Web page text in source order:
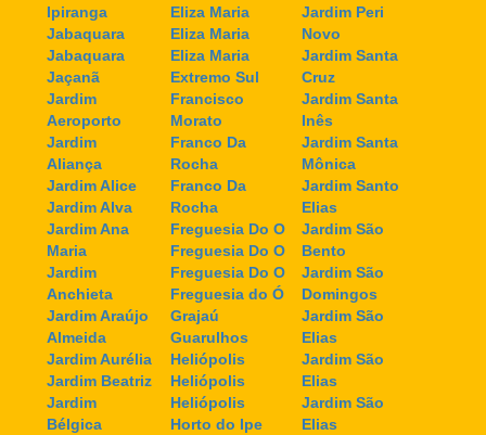
Ipiranga
Jabaquara
Jabaquara
Jaçanã
Jardim
Aeroporto
Jardim
Aliança
Jardim Alice
Jardim Alva
Jardim Ana
Maria
Jardim
Anchieta
Jardim Araújo
Almeida
Jardim Aurélia
Jardim Beatriz
Jardim
Bélgica
Eliza Maria
Eliza Maria
Eliza Maria
Extremo Sul
Francisco
Morato
Franco Da
Rocha
Franco Da
Rocha
Freguesia Do O
Freguesia Do O
Freguesia Do O
Freguesia do Ó
Grajaú
Guarulhos
Heliópolis
Heliópolis
Heliópolis
Horto do Ipe
Jardim Peri
Novo
Jardim Santa
Cruz
Jardim Santa
Inês
Jardim Santa
Mônica
Jardim Santo
Elias
Jardim São
Bento
Jardim São
Domingos
Jardim São
Elias
Jardim São
Elias
Jardim São
Elias